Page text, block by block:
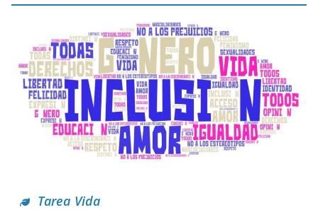
Tarea Vida